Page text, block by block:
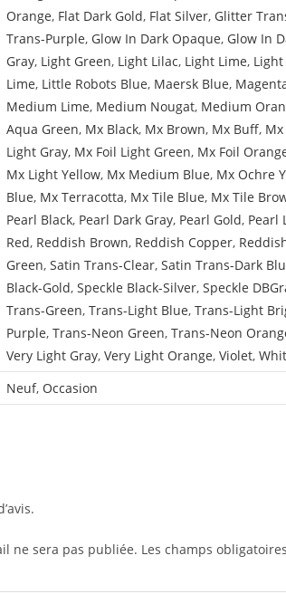
Orange, Flat Dark Gold, Flat Silver, Glitter
Trans-Purple, Glow In Dark Opaque, Glow In
Gray, Light Green, Light Lilac, Light Lime,
Lime, Little Robots Blue, Maersk Blue,
Medium Lime, Medium Nougat, Medium
Aqua Green, Mx Black, Mx Brown, Mx Buff,
Light Gray, Mx Foil Light Green, Mx Foil
Mx Light Yellow, Mx Medium Blue, Mx Ochre
Blue, Mx Terracotta, Mx Tile Blue, Mx Tile
Pearl Black, Pearl Dark Gray, Pearl Gold, Pearl
Red, Reddish Brown, Reddish Copper,
Green, Satin Trans-Clear, Satin Trans-Dark
Black-Gold, Speckle Black-Silver, Speckle
Trans-Green, Trans-Light Blue, Trans-Light
Purple, Trans-Neon Green, Trans-Neon
Very Light Gray, Very Light Orange, Violet,
Neuf, Occasion
ne sera pas publiée. Les champs